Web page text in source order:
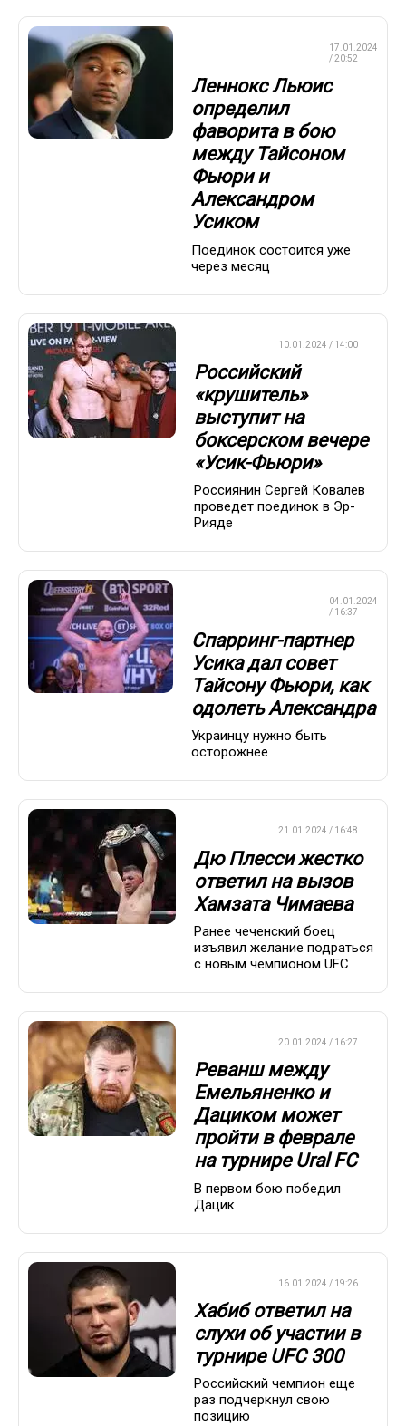
17.01.2024
/ 20:52
Леннокс Льюис
определил
фаворита в бою
между Тайсоном
Фьюри и
Александром
Усиком
Поединок состоится уже
через месяц
10.01.2024 / 14:00
Российский
«крушитель»
выступит на
боксерском вечере
«Усик-Фьюри»
Россиянин Сергей Ковалев
проведет поединок в Эр-
Рияде
04.01.2024
/ 16:37
Спарринг-партнер
Усика дал совет
Тайсону Фьюри, как
одолеть Александра
Украинцу нужно быть
осторожнее
21.01.2024 / 16:48
Дю Плесси жестко
ответил на вызов
Хамзата Чимаева
Ранее чеченский боец
изъявил желание подраться
с новым чемпионом UFC
20.01.2024 / 16:27
Реванш между
Емельяненко и
Дациком может
пройти в феврале
на турнире Ural FC
В первом бою победил
Дацик
16.01.2024 / 19:26
Хабиб ответил на
слухи об участии в
турнире UFC 300
Российский чемпион еще
раз подчеркнул свою
позицию